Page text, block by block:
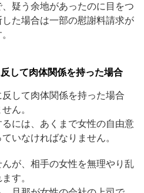
疑う余地があったのに目をつ
た場合は一部の慰謝料請求が
して肉体関係を持った場合
して肉体関係を持った場合
ん。
には、あくまで女性の自由意
いなければなりません。
が、相手の女性を無理やり乱
す。